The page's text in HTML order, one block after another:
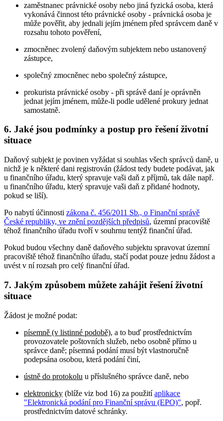
zaměstnanec právnické osoby nebo jiná fyzická osoba, která
vykonává činnost této právnické osoby - právnická osoba je
může pověřit, aby jednali jejím jménem před správcem daně v
rozsahu tohoto pověření,
zmocněnec zvolený daňovým subjektem nebo ustanovený
zástupce,
společný zmocněnec nebo společný zástupce,
prokurista právnické osoby - při správě daní je oprávněn
jednat jejím jménem, může-li podle udělené prokury jednat
samostatně.
6. Jaké jsou podmínky a postup pro řešení životní
situace
Daňový subjekt je povinen vyžádat si souhlas všech správců daně, u
nichž je k některé dani registrován (žádost tedy budete podávat, jak
u finančního úřadu, který spravuje vaši daň z příjmů, tak dále např.
u finančního úřadu, který spravuje vaši daň z přidané hodnoty,
pokud se liší).
Po nabytí účinnosti zákona č. 456/2011 Sb., o Finanční správě
České republiky, ve znění pozdějších předpisů, územní pracoviště
téhož finančního úřadu tvoří v souhrnu tentýž finanční úřad.
Pokud budou všechny daně daňového subjektu spravovat územní
pracoviště téhož finančního úřadu, stačí podat pouze jednu žádost a
uvést v ní rozsah pro celý finanční úřad.
7. Jakým způsobem můžete zahájit řešení životní
situace
Žádost je možné podat:
písemně (v listinné podobě), a to buď prostřednictvím
provozovatele poštovních služeb, nebo osobně přímo u
správce daně; písemná podání musí být vlastnoručně
podepsána osobou, která podání činí,
ústně do protokolu u příslušného správce daně, nebo
elektronicky (blíže viz bod 16) za použitíaplikace
"Elektronická podání pro Finanční správu (EPO)", popř.
prostřednictvím datové schránky.